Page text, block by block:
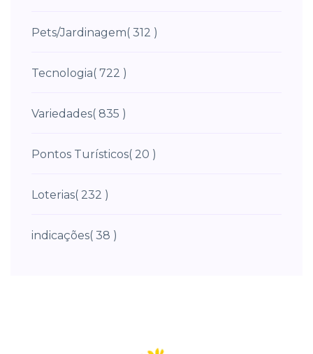
Pets/Jardinagem( 312 )
Tecnologia( 722 )
Variedades( 835 )
Pontos Turísticos( 20 )
Loterias( 232 )
indicações( 38 )